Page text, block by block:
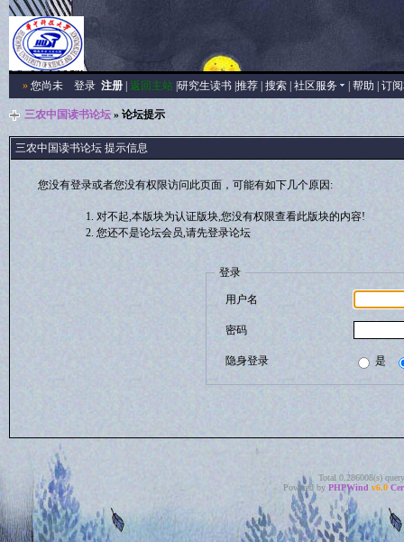
»您尚未 登录 注册| 返回主站| 研究生读书| 推荐| 搜索| 社区服务 帮助 订
三农中国读书论坛» 论坛提示
三农中国读书论坛 提示信息
您没有登录或者您没有权限访问此页面，可能有如下几个原因:
对不起,本版块为认证版块,您没有权限查看此版块的内容!
您还不是论坛会员,请先登录论坛
登录
用户名
密码
隐身登录 是
Total 0.286008(s)
Powered by PHPWind v6.0